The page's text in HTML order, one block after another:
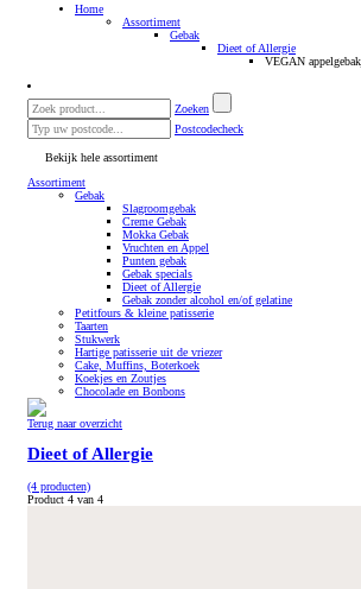
Home
Assortiment
Gebak
Dieet of Allergie
VEGAN
Zoeken
Postcodecheck
Bekijk hele assortiment
Assortiment
Gebak
Slagroomgebak
Creme Gebak
Mokka Gebak
Vruchten en Appel
Punten gebak
Gebak specials
Dieet of Allergie
Gebak zonder alcohol en/of gelatine
Petitfours & kleine patisserie
Taarten
Stukwerk
Hartige patisserie uit de vriezer
Cake, Muffins, Boterkoek
Koekjes en Zoutjes
Chocolade en Bonbons
Terug naar overzicht
Dieet of Allergie
(4 producten)
Product 4 van 4